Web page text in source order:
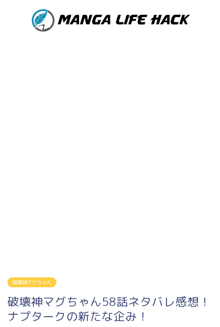
破壊神マグちゃん
破壊神マグちゃん58話ネタバレ感想！
ナプタークの新たな企み！